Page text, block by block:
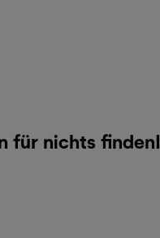
für nichts